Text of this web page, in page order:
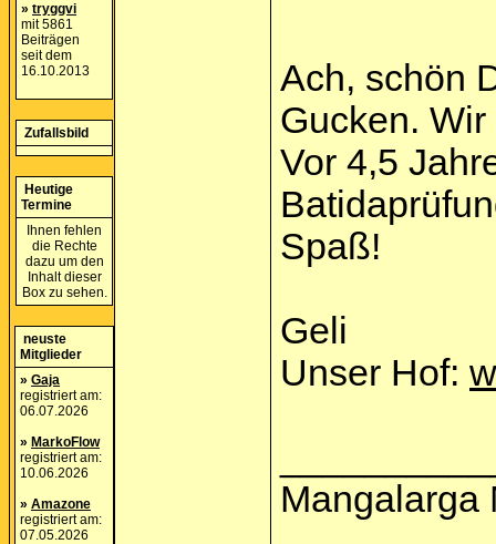
» tryggvi
mit 5861
Beiträgen
seit dem
16.10.2013
Zufallsbild
Heutige
Termine
Ihnen fehlen
die Rechte
dazu um den
Inhalt dieser
Box zu sehen.
neuste
Mitglieder
» Gaja
registriert am:
06.07.2026
» MarkoFlow
registriert am:
10.06.2026
» Amazone
registriert am:
07.05.2026
Ach, schön
Gucken.
Vor 4,5
Spaß!
Geli
Unser Hof:
Mangalarga